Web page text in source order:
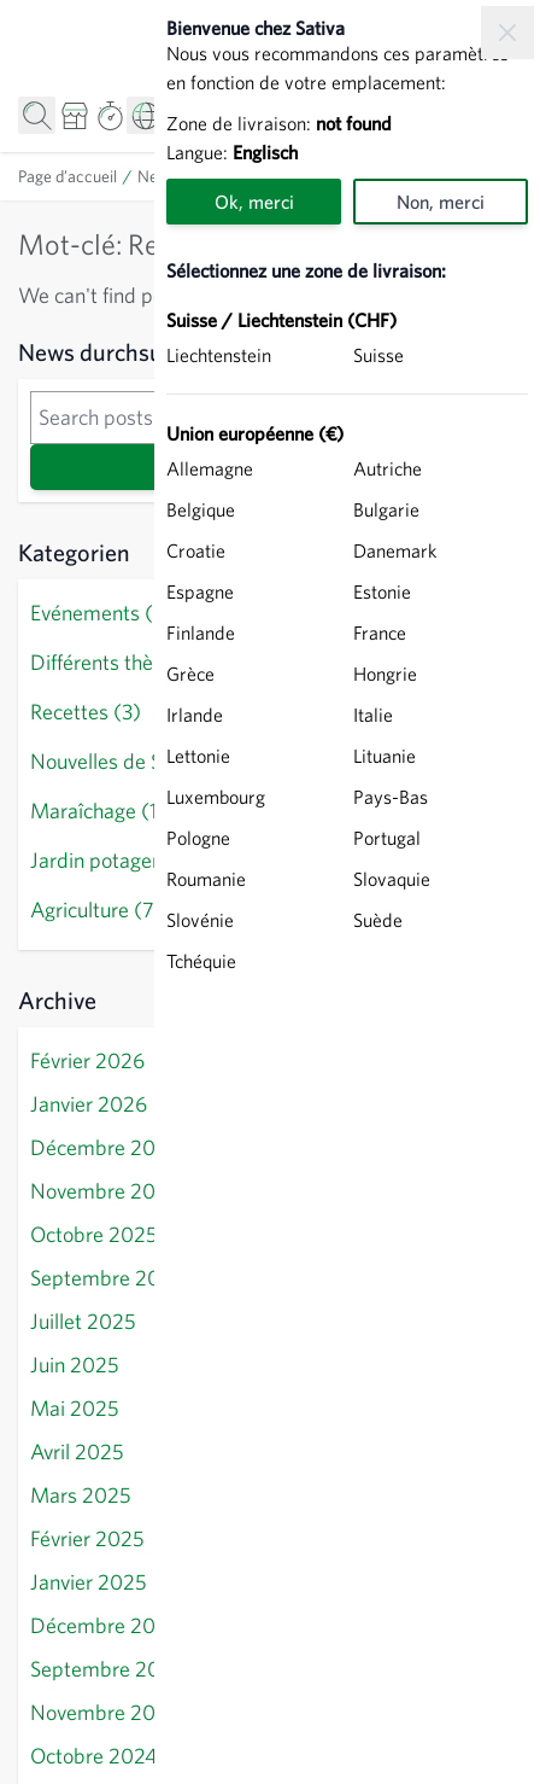
Bienvenue chez Sativa
Nous vous recommandons ces paramètres
en fonction de votre emplacement:
Zone de livraison: not found
Langue: Englisch
Ok, merci Non, merci
Sélectionnez une zone de livraison:
Suisse / Liechtenstein (CHF)
Liechtenstein
Suisse
Union européenne (€)
Allemagne
Autriche
Belgique
Bulgarie
Croatie
Danemark
Espagne
Estonie
Finlande
France
Grèce
Hongrie
Irlande
Italie
Lettonie
Lituanie
Luxembourg
Pays-Bas
Pologne
Portugal
Roumanie
Slovaquie
Slovénie
Suède
Tchéquie
Page d’accueil / News / Mot-clé: Rezepte
Mot-clé: Rezepte
Sidebar
News durchsuchen
News durchsuchen
Recherche
Kategorien
Evénements (0)
Différents thèmes (14)
Recettes (3)
Nouvelles de Sativa (10)
Maraîchage (18)
Jardin potager (28)
Agriculture (7)
Archive
Février 2026
Janvier 2026
Décembre 2025
Novembre 2025
Octobre 2025
Septembre 2025
Juillet 2025
Juin 2025
Mai 2025
Avril 2025
Mars 2025
Février 2025
Janvier 2025
Décembre 2024
Septembre 2024
Novembre 2024
Octobre 2024
We can't find posts matching the selection.